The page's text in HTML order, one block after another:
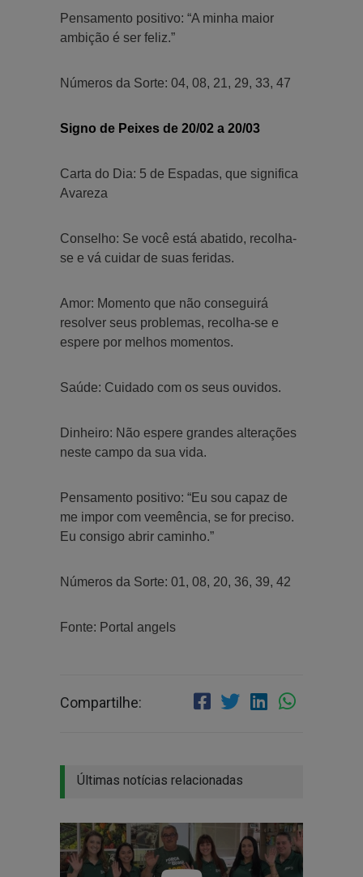
Pensamento positivo: “A minha maior
ambição é ser feliz.”
Números da Sorte: 04, 08, 21, 29, 33, 47
Signo de Peixes de 20/02 a 20/03
Carta do Dia: 5 de Espadas, que significa
Avareza
Conselho: Se você está abatido, recolha-
se e vá cuidar de suas feridas.
Amor: Momento que não conseguirá
resolver seus problemas, recolha-se e
espere por melhos momentos.
Saúde: Cuidado com os seus ouvidos.
Dinheiro: Não espere grandes alterações
neste campo da sua vida.
Pensamento positivo: “Eu sou capaz de
me impor com veemência, se for preciso.
Eu consigo abrir caminho.”
Números da Sorte: 01, 08, 20, 36, 39, 42
Fonte: Portal angels
Compartilhe:
Últimas notícias relacionadas